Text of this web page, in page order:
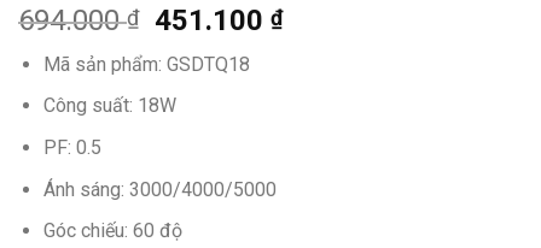
694.000₫ 451.100₫
Mã sản phẩm: GSDTQ18
Công suất: 18W
PF: 0.5
Ánh sáng: 3000/4000/5000
Góc chiếu: 60 độ